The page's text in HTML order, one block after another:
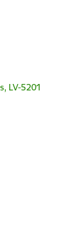
LV-5201